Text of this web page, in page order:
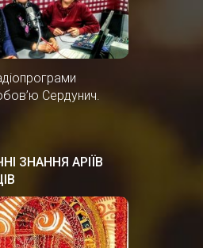
Сердунич.
ЗНАННЯ АРІЇВ